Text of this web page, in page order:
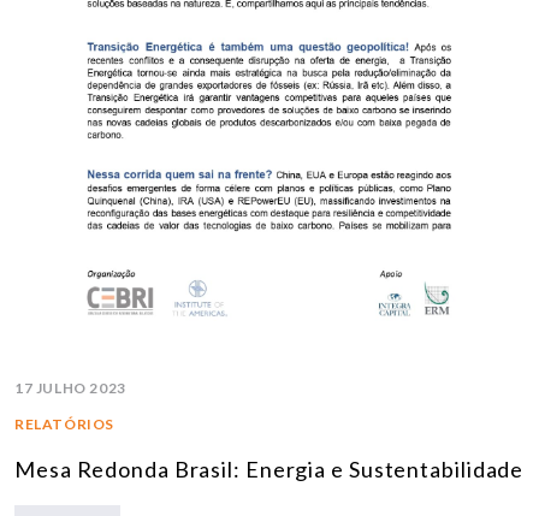
17 JULHO 2023
RELATÓRIOS
Mesa Redonda Brasil: Energia e Sustentabilidade